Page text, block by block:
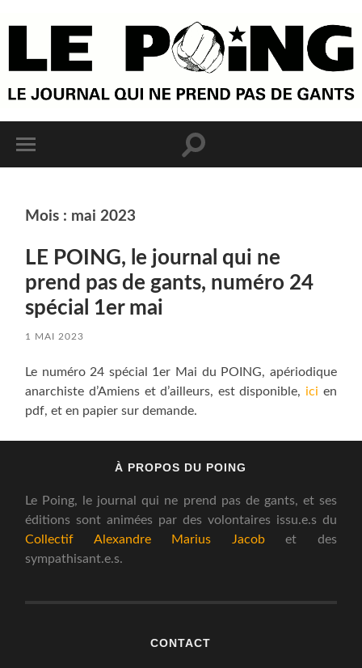
Mois : mai 2023
LE POING, le journal qui ne
prend pas de gants, numéro 24
spécial 1er mai
1 MAI 2023
Le numéro 24 spécial 1er Mai du POING, apériodique
anarchiste d’Amiens et d’ailleurs, est disponible, ici en
pdf, et en papier sur demande.
À PROPOS DU POING
Le Poing, le journal qui ne prend pas de gants, et ses
éditions sont animées par des volontaires issu.e.s du
Collectif Alexandre Marius Jacobet des
sympathisant.e.s.
CONTACT